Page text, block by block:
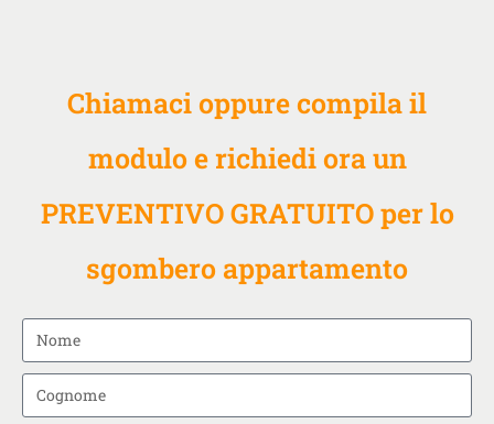
Chiamaci oppure compila il
modulo e richiedi ora un
PREVENTIVO GRATUITO per lo
sgombero appartamento